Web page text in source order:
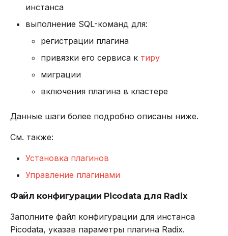
cluster replicas
cluster slots
readonly
Управление
соединениями
auth
инстанса
выполнение SQL-команд для:
регистрации плагина
привязки его сервиса к тиру
миграции
включения плагина в кластере
Данные шаги более подробно описаны ниже.
См. также:
Установка плагинов
Управление плагинами
Файл конфигурации Picodata для Radix
Заполните файл конфигурации для инстанса
Picodata, указав параметры плагина Radix.